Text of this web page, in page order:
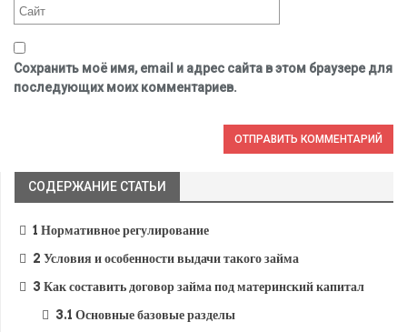
Сохранить моё имя, email и адрес сайта в этом браузере для
последующих моих комментариев.
СОДЕРЖАНИЕ СТАТЬИ
1 Нормативное регулирование
2 Условия и особенности выдачи такого займа
3 Как составить договор займа под материнский капитал
3.1 Основные базовые разделы